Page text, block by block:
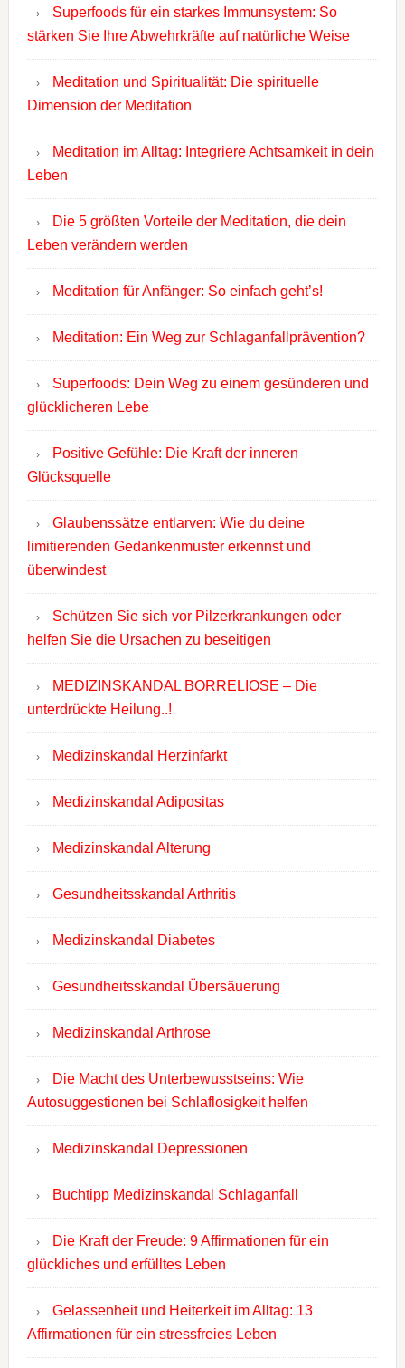
Superfoods für ein starkes Immunsystem: So
stärken Sie Ihre Abwehrkräfte auf natürliche Weise
Meditation und Spiritualität: Die spirituelle
Dimension der Meditation
Meditation im Alltag: Integriere Achtsamkeit in dein
Leben
Die 5 größten Vorteile der Meditation, die dein
Leben verändern werden
Meditation für Anfänger: So einfach geht’s!
Meditation: Ein Weg zur Schlaganfallprävention?
Superfoods: Dein Weg zu einem gesünderen und
glücklicheren Lebe
Positive Gefühle: Die Kraft der inneren
Glücksquelle
Glaubenssätze entlarven: Wie du deine
limitierenden Gedankenmuster erkennst und
überwindest
Schützen Sie sich vor Pilzerkrankungen oder
helfen Sie die Ursachen zu beseitigen
MEDIZINSKANDAL BORRELIOSE – Die
unterdrückte Heilung..!
Medizinskandal Herzinfarkt
Medizinskandal Adipositas
Medizinskandal Alterung
Gesundheitsskandal Arthritis
Medizinskandal Diabetes
Gesundheitsskandal Übersäuerung
Medizinskandal Arthrose
Die Macht des Unterbewusstseins: Wie
Autosuggestionen bei Schlaflosigkeit helfen
Medizinskandal Depressionen
Buchtipp Medizinskandal Schlaganfall
Die Kraft der Freude: 9 Affirmationen für ein
glückliches und erfülltes Leben
Gelassenheit und Heiterkeit im Alltag: 13
Affirmationen für ein stressfreies Leben